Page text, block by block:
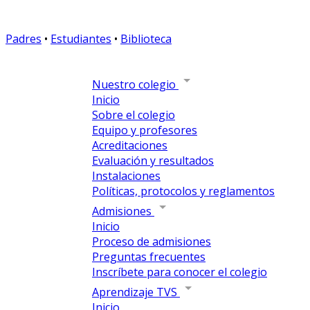
Padres • Estudiantes • Biblioteca
Nuestro colegio
Inicio
Sobre el colegio
Equipo y profesores
Acreditaciones
Evaluación y resultados
Instalaciones
Políticas, protocolos y reglamentos
Admisiones
Inicio
Proceso de admisiones
Preguntas frecuentes
Inscríbete para conocer el colegio
Aprendizaje TVS